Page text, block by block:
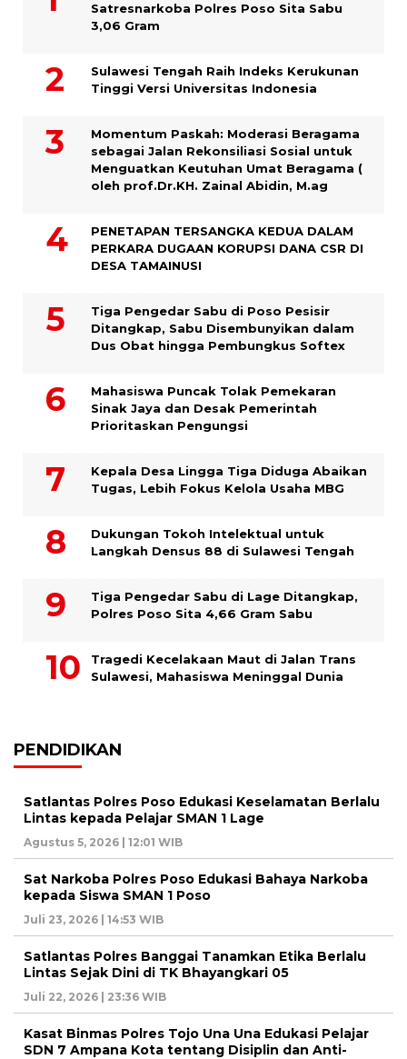
Satresnarkoba Polres Poso Sita Sabu
3,06 Gram
Sulawesi Tengah Raih Indeks Kerukunan
Tinggi Versi Universitas Indonesia
Momentum Paskah: Moderasi Beragama
sebagai Jalan Rekonsiliasi Sosial untuk
Menguatkan Keutuhan Umat Beragama (
oleh prof.Dr.KH. Zainal Abidin, M.ag
PENETAPAN TERSANGKA KEDUA DALAM
PERKARA DUGAAN KORUPSI DANA CSR DI
DESA TAMAINUSI
Tiga Pengedar Sabu di Poso Pesisir
Ditangkap, Sabu Disembunyikan dalam
Dus Obat hingga Pembungkus Softex
Mahasiswa Puncak Tolak Pemekaran
Sinak Jaya dan Desak Pemerintah
Prioritaskan Pengungsi
Kepala Desa Lingga Tiga Diduga Abaikan
Tugas, Lebih Fokus Kelola Usaha MBG
Dukungan Tokoh Intelektual untuk
Langkah Densus 88 di Sulawesi Tengah
Tiga Pengedar Sabu di Lage Ditangkap,
Polres Poso Sita 4,66 Gram Sabu
Tragedi Kecelakaan Maut di Jalan Trans
Sulawesi, Mahasiswa Meninggal Dunia
PENDIDIKAN
Satlantas Polres Poso Edukasi Keselamatan Berlalu
Lintas kepada Pelajar SMAN 1 Lage
Agustus 5, 2026 | 12:01 WIB
Sat Narkoba Polres Poso Edukasi Bahaya Narkoba
kepada Siswa SMAN 1 Poso
Juli 23, 2026 | 14:53 WIB
Satlantas Polres Banggai Tanamkan Etika Berlalu
Lintas Sejak Dini di TK Bhayangkari 05
Juli 22, 2026 | 23:36 WIB
Kasat Binmas Polres Tojo Una Una Edukasi Pelajar
SDN 7 Ampana Kota tentang Disiplin dan Anti-